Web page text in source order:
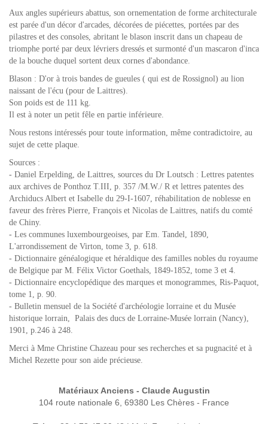
Aux angles supérieurs abattus, son ornementation de forme architecturale
est parée d'un décor d'arcades, décorées de piécettes, portées par des
pilastres et des consoles, abritant le blason inscrit dans un chapeau de
triomphe porté par deux lévriers dressés et surmonté d'un mascaron d'inca
de la bouche duquel sortent deux cornes d'abondance.
Blason : D'or à trois bandes de gueules ( qui est de Rossignol) au lion
naissant de l'écu (pour de Laittres).
Son poids est de 111 kg.
Il est à noter un petit fêle en partie inférieure.
Nous restons intéressés pour toute information, même contradictoire, au
sujet de cette plaque.
Sources :
- Daniel Erpelding, de Laittres, sources du Dr Loutsch : Lettres patentes
aux archives de Ponthoz T.III, p. 357 /M.W./ R et lettres patentes des
Archiducs Albert et Isabelle du 29-I-1607, réhabilitation de noblesse en
faveur des frères Pierre, François et Nicolas de Laittres, natifs du comté
de Chiny.
- Les communes luxembourgeoises, par Em. Tandel, 1890,
L'arrondissement de Virton, tome 3, p. 618.
- Dictionnaire généalogique et héraldique des familles nobles du royaume
de Belgique par M. Félix Victor Goethals, 1849-1852, tome 3 et 4.
- Dictionnaire encyclopédique des marques et monogrammes, Ris-Paquot,
tome 1, p. 90.
- Bulletin mensuel de la Société d'archéologie lorraine et du Musée
historique lorrain, Palais des ducs de Lorraine-Musée lorrain (Nancy),
1901, p.246 à 248.
Merci à Mme Christine Chazeau pour ses recherches et sa pugnacité et à
Michel Rezette pour son aide précieuse.
Matériaux Anciens - Claude Augustin
104 route nationale 6, 69380 Les Chères - France